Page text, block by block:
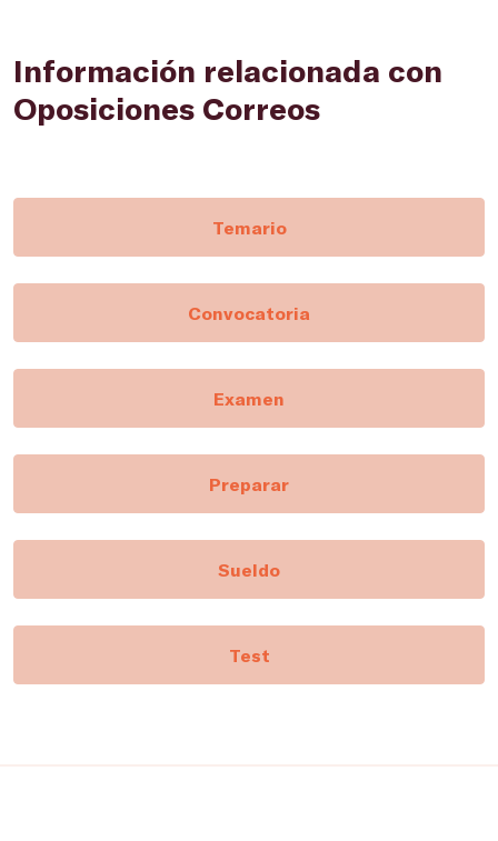
Información relacionada con
Oposiciones Correos
Temario
Convocatoria
Examen
Preparar
Sueldo
Test